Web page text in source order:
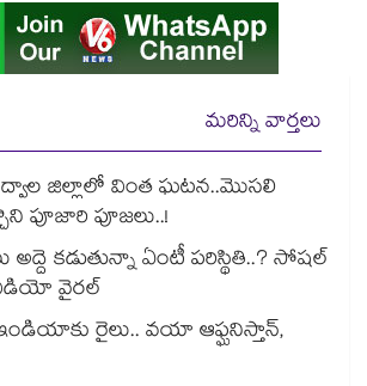
మరిన్ని వార్తలు
జిల్లాలో వింత ఘటన..మొసలి
పూజారి పూజలు..!
అద్దె కడుతున్నా ఏంటీ పరిస్థితి..? సోషల్
వైరల్
రైలు.. వయా ఆఫ్ఘనిస్తాన్,